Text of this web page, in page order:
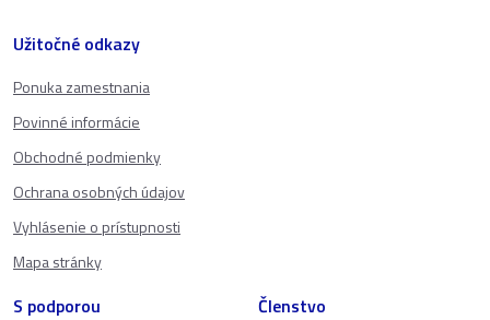
Užitočné odkazy
Ponuka zamestnania
Povinné informácie
Obchodné podmienky
Ochrana osobných údajov
Vyhlásenie o prístupnosti
Mapa stránky
S podporou Členstvo